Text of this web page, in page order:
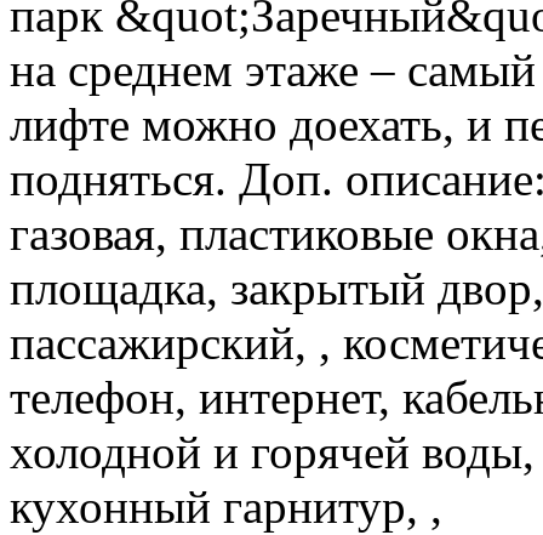
парк
на среднем этаже –
лифте можно доехать, и
подняться. Доп.
газовая, пластиковые
площадка, закрытый
пассажирский, ,
телефон, интернет,
холодной и горячей
кухонный гарнитур, ,